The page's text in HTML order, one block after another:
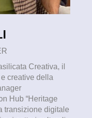
Creativa, il
creative della
Hub “Heritage
transizione digitale